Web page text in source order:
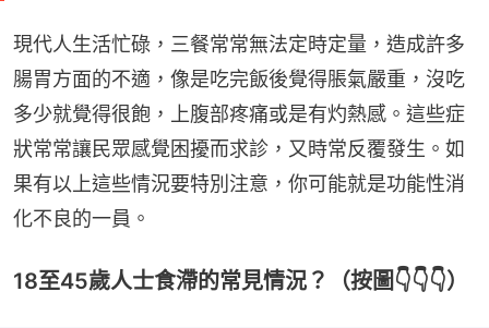
現代人生活忙碌，三餐常常無法定時定量，造成許多
腸胃方面的不適，像是吃完飯後覺得脹氣嚴重，沒吃
多少就覺得很飽，上腹部疼痛或是有灼熱感。這些症
狀常常讓民眾感覺困擾而求診，又時常反覆發生。如
果有以上這些情況要特別注意，你可能就是功能性消
化不良的一員。
18至45歲人士食滯的常見情況？（按圖👇👇👇）